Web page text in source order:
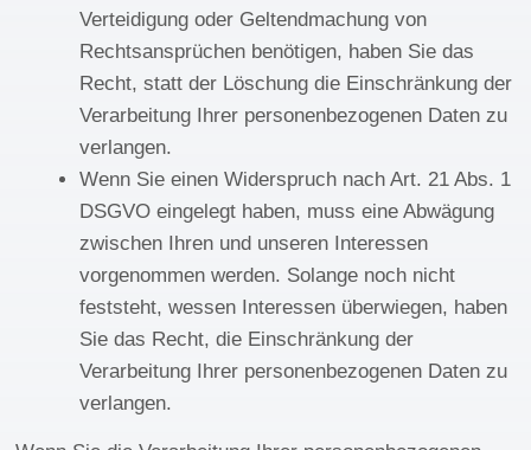
Verteidigung oder Geltendmachung von
Rechtsansprüchen benötigen, haben Sie das
Recht, statt der Löschung die Einschränkung der
Verarbeitung Ihrer personenbezogenen Daten zu
verlangen.
Wenn Sie einen Widerspruch nach Art. 21 Abs. 1
DSGVO eingelegt haben, muss eine Abwägung
zwischen Ihren und unseren Interessen
vorgenommen werden. Solange noch nicht
feststeht, wessen Interessen überwiegen, haben
Sie das Recht, die Einschränkung der
Verarbeitung Ihrer personenbezogenen Daten zu
verlangen.